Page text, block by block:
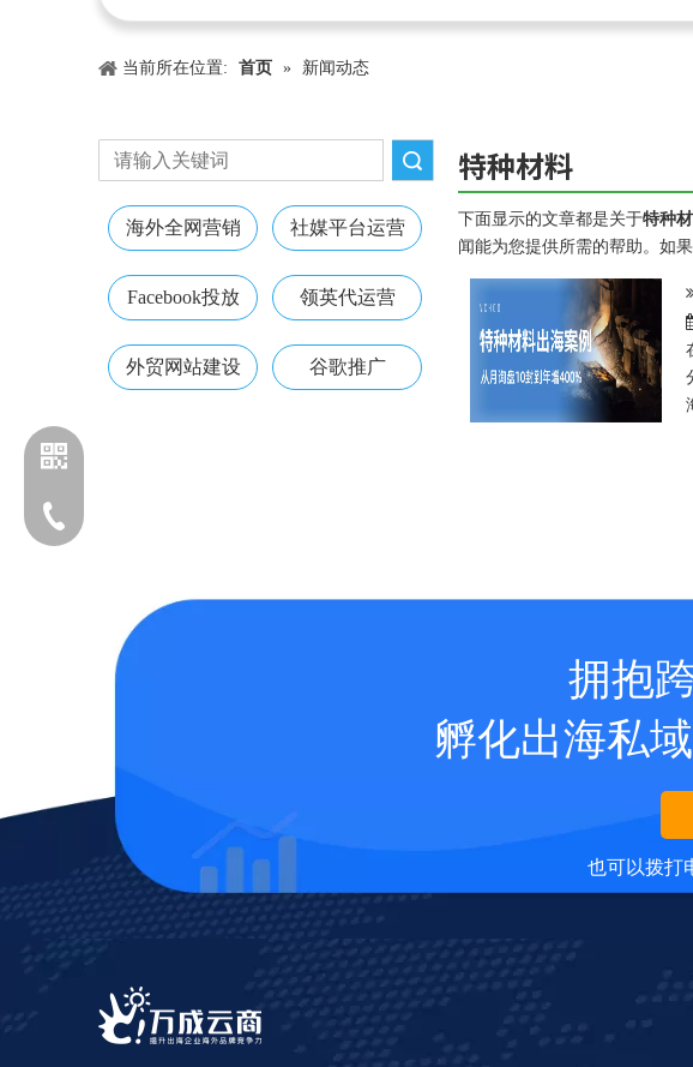
当前所在位置: 首页 » 新闻动态
海外全网营销 社媒平台运营
Facebook投放 领英代运营
外贸网站建设 谷歌推广
特种材料
下面显示的文章都是关于特种
闻能为您提供所需的帮助。如
拥抱
孵化出海私
也可以拨打